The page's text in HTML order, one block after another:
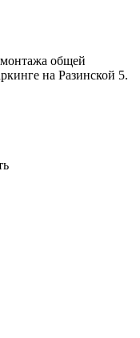
общей
на Разинской 5.